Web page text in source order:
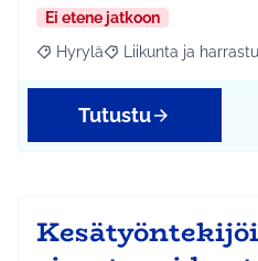
Ei etene jatkoon
Rajaa tulokset aihepiirin
Hyrylä Rajaa tulokset
Liikunta ja
Tutustu